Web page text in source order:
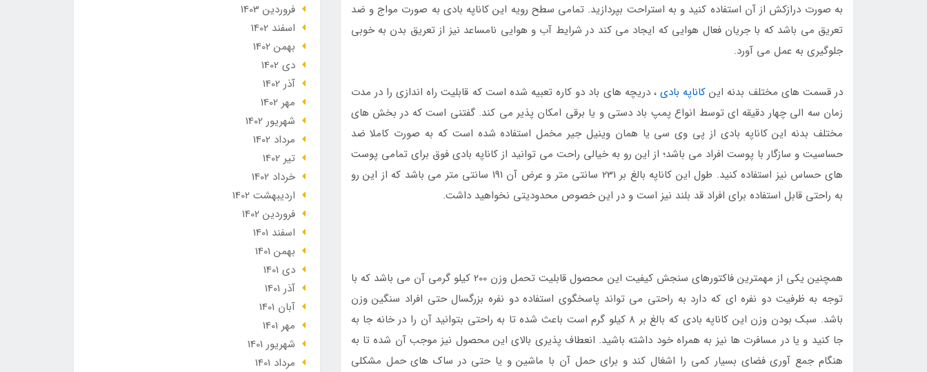
به صورت درازکش از آن استفاده کنید و به استراحت بپردازید. تمامی سطح رویه این کاناپه بادی به صورت مواج و ضد
تعریق می باشد که با جریان فعال هوایی که ایجاد می کند در شرایط آب و هوایی نامساعد نیز از تعریق بدن به خوبی
جلوگیری به عمل می آورد.
در قسمت های مختلف بدنه این کاناپه بادی ، دریچه های باد دو کاره تعبیه شده است که قابلیت راه اندازی را در مدت
زمان سه الی چهار دقیقه ای توسط انواع پمپ باد دستی و یا برقی امکان پذیر می کند. گفتنی است که در بخش های
مختلف بدنه این کاناپه بادی از پی وی سی یا همان وینیل جیر مخمل استفاده شده است که به صورت کاملا ضد
حساسیت و سازگار با پوست افراد می باشد؛ از این رو به خیالی راحت می توانید از کاناپه بادی فوق برای تمامی پوست
های حساس نیز استفاده کنید. طول این کاناپه بالغ بر 231 سانتی متر و عرض آن 191 سانتی متر می باشد که از این رو
به راحتی قابل استفاده برای افراد قد بلند نیز است و در این خصوص محدودیتی نخواهید داشت.
همچنین یکی از مهمترین فاکتورهای سنجش کیفیت این محصول قابلیت تحمل وزن 200 کیلو گرمی آن می باشد که با
توجه به ظرفیت دو نفره ای که دارد به راحتی می تواند پاسخگوی استفاده دو نفره بزرگسال حتی افراد سنگین وزن
باشد. سبک بودن وزن این کاناپه بادی که بالغ بر 8 کیلو گرم است باعث شده تا به راحتی بتوانید آن را در خانه جا به
جا کنید و یا در مسافرت ها نیز به همراه خود داشته باشید. انعطاف پذیری بالای این محصول نیز موجب آن شده تا به
هنگام جمع آوری فضای بسیار کمی را اشغال کند و برای حمل آن با ماشین و یا حتی در ساک های حمل مشکلی
فروردین 1403
اسفند 1402
بهمن 1402
دی 1402
آذر 1402
مهر 1402
شهریور 1402
مرداد 1402
تير 1402
خرداد 1402
ارديبهشت 1402
فروردین 1402
اسفند 1401
بهمن 1401
دی 1401
آذر 1401
آبان 1401
مهر 1401
شهریور 1401
مرداد 1401